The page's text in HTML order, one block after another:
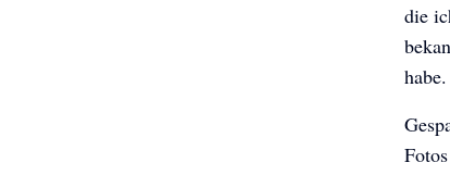
die
habe.